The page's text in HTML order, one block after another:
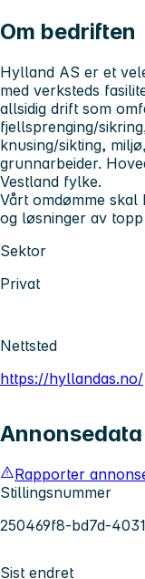
Om bedriften
Hylland AS er et
med verksteds
allsidig drift som
fjellsprenging/
knusing/sikting,
grunnarbeider.
Vestland fylke.
Vårt omdømme skal
og løsninger av
Sektor
Privat
Nettsted
https://hyllandas.no/
Annonsedata
Rapporter
Stillingsnummer
250469f8-bd7d-
Sist endret